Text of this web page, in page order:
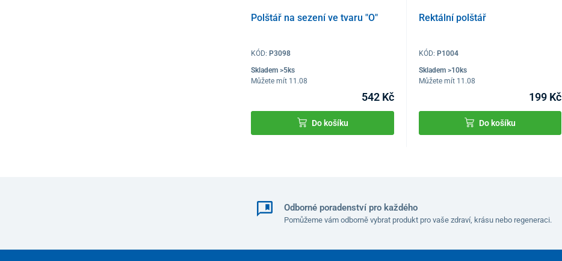
Polštář na sezení ve tvaru "O"
KÓD: P3098
Skladem >5ks
Můžete mít 11.08
542 Kč
Do košíku
Rektální polštář
KÓD: P1004
Skladem >10ks
Můžete mít 11.08
199 Kč
Do košíku
Odborné poradenství pro každého
Pomůžeme vám odborně vybrat produkt pro vaše zdraví, krásu nebo regeneraci.